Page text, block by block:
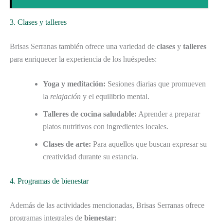
3. Clases y talleres
Brisas Serranas también ofrece una variedad de clases y talleres
para enriquecer la experiencia de los huéspedes:
Yoga y meditación: Sesiones diarias que promueven
la relajación y el equilibrio mental.
Talleres de cocina saludable: Aprender a preparar
platos nutritivos con ingredientes locales.
Clases de arte: Para aquellos que buscan expresar su
creatividad durante su estancia.
4. Programas de bienestar
Además de las actividades mencionadas, Brisas Serranas ofrece
programas integrales de bienestar: